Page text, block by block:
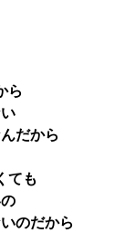
ら
だから
ても
のだから